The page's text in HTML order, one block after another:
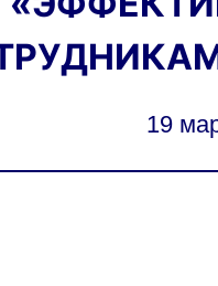
19